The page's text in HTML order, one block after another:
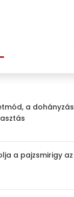
a dohányzás
a pajzsmirigy az